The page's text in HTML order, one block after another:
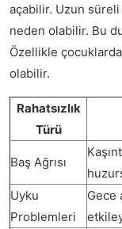
açabilir. Uzun süreli
neden olabilir. Bu
Özellikle
olabilir.
Rahatsızlık
Türü
Baş Ağrısı
Uyku
Problemleri
Gece